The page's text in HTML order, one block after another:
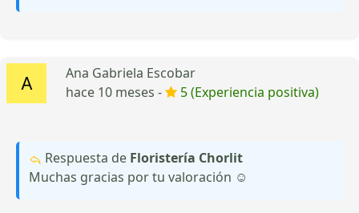
Ana Gabriela Escobar
hace 10 meses -
5 (Experiencia positiva)
Respuesta de Floristería Chorlit
Muchas gracias por tu valoración ☺️